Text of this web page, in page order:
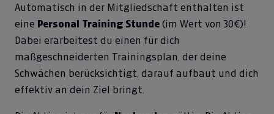
Automatisch in der Mitgliedschaft enthalten ist
eine Personal Training Stunde (im Wert von 30€)!
Dabei erarbeitest du einen für dich
maßgeschneiderten Trainingsplan, der deine
Schwächen berücksichtigt, darauf aufbaut und dich
effektiv an dein Ziel bringt.